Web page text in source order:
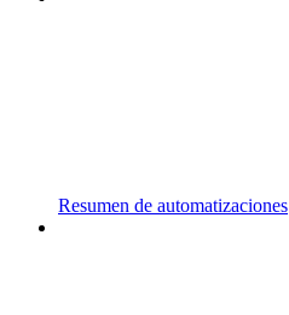
Resumen de automatizaciones